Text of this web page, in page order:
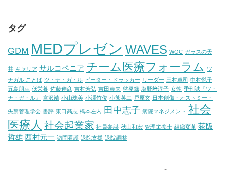
タグ
GDM MEDプレゼン WAVES WOC ガラスの天
井 キャリア サルコペニア チーム医療フォーラム
ツ
ナガル ことば ツ・ナ・ガ・ル ピーター・ドラッカー リーダー 三村卓司 中村悦子
五島朋幸 低栄養 佐藤伸彦 吉村芳弘 吉田貞夫 啓発録 塩野﨑淳子 女性 季刊誌『ツ・
ナ・ガ・ル』
宮沢靖 小山珠美 小澤竹俊 小熊英二 戸原玄 日本創傷・オストミー・
失禁管理学会 書評 東口髙志 橋本左内 田中志子 病院マネジメント 社会
医療人 社会起業家 社員参謀 秋山和宏 管理栄養士 組織変革 荻阪
哲雄 西村元一 訪問看護 退院支援 退院調整